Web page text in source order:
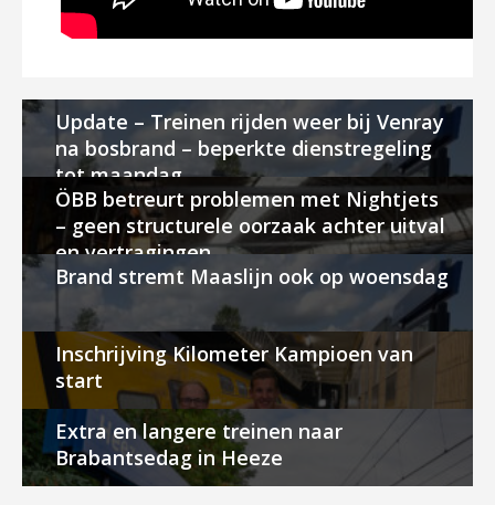
Update – Treinen rijden weer bij Venray
na bosbrand – beperkte dienstregeling
tot maandag
ÖBB betreurt problemen met Nightjets
– geen structurele oorzaak achter uitval
en vertragingen
Brand stremt Maaslijn ook op woensdag
Inschrijving Kilometer Kampioen van
start
Extra en langere treinen naar
Brabantsedag in Heeze